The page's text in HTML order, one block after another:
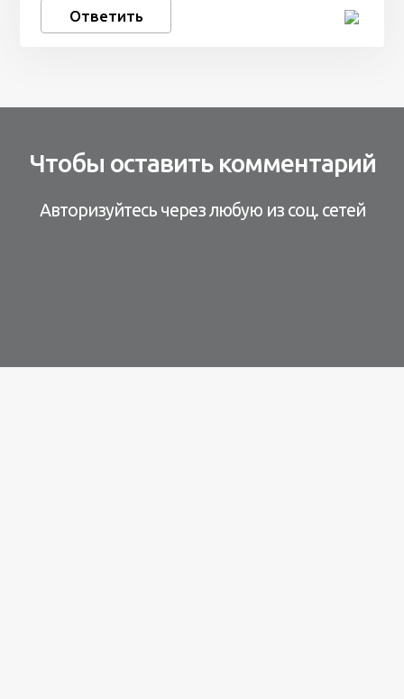
Ответить
Чтобы оставить комментарий
Авторизуйтесь через любую из соц. сетей